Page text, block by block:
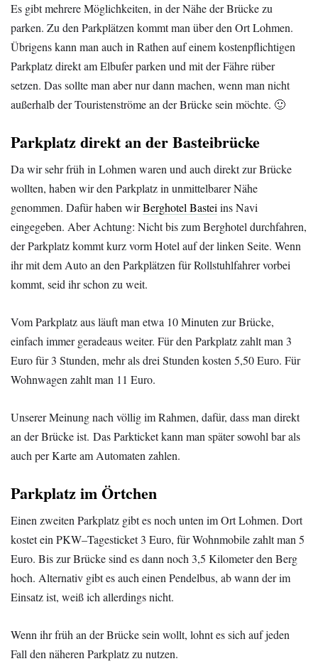
Es gibt mehrere Möglichkeiten, in der Nähe der Brücke zu
parken. Zu den Parkplätzen kommt man über den Ort Lohmen.
Übrigens kann man auch in Rathen auf einem kostenpflichtigen
Parkplatz direkt am Elbufer parken und mit der Fähre rüber
setzen. Das sollte man aber nur dann machen, wenn man nicht
außerhalb der Touristenströme an der Brücke sein möchte. 🙂
Parkplatz direkt an der Basteibrücke
Da wir sehr früh in Lohmen waren und auch direkt zur Brücke
wollten, haben wir den Parkplatz in unmittelbarer Nähe
genommen. Dafür haben wirBerghotel Bastei ins Navi
eingegeben. Aber Achtung: Nicht bis zum Berghotel durchfahren,
der Parkplatz kommt kurz vorm Hotel auf der linken Seite. Wenn
ihr mit dem Auto an den Parkplätzen für Rollstuhlfahrer vorbei
kommt, seid ihr schon zu weit.
Vom Parkplatz aus läuft man etwa 10 Minuten zur Brücke,
einfach immer geradeaus weiter. Für den Parkplatz zahlt man 3
Euro für 3 Stunden, mehr als drei Stunden kosten 5,50 Euro. Für
Wohnwagen zahlt man 11 Euro.
Unserer Meinung nach völlig im Rahmen, dafür, dass man direkt
an der Brücke ist. Das Parkticket kann man später sowohl bar als
auch per Karte am Automaten zahlen.
Parkplatz im Örtchen
Einen zweiten Parkplatz gibt es noch unten im Ort Lohmen. Dort
kostet ein PKW–Tagesticket 3 Euro, für Wohnmobile zahlt man 5
Euro. Bis zur Brücke sind es dann noch 3,5 Kilometer den Berg
hoch. Alternativ gibt es auch einen Pendelbus, ab wann der im
Einsatz ist, weiß ich allerdings nicht.
Wenn ihr früh an der Brücke sein wollt, lohnt es sich auf jeden
Fall den näheren Parkplatz zu nutzen.